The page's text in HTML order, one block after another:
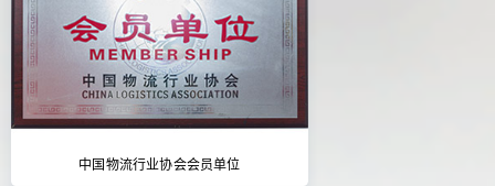
中国物流行业协会会员单位